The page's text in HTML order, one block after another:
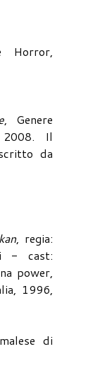
Horror,
, Genere
2008. Il
da
, regia:
- cast:
power,
1996,
di